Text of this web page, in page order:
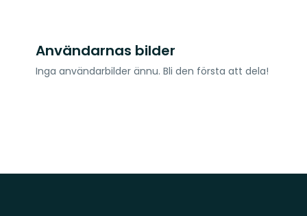
Användarnas bilder
Inga användarbilder ännu. Bli den första att dela!